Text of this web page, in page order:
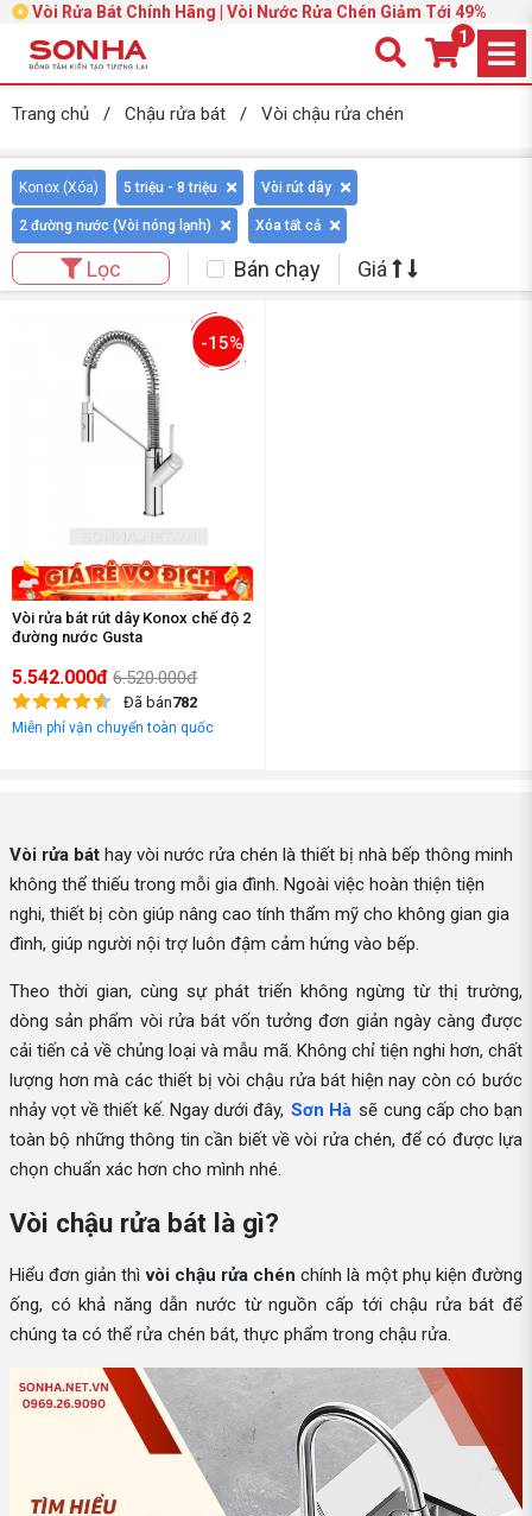
Vòi Rửa Bát Chính Hãng | Vòi Nước Rửa Chén Giảm Tới 49%
1
Trang chủ / Chậu rửa bát / Vòi chậu rửa chén
Konox (Xóa) 5 triệu - 8 triệu Vòi rút dây
2 đường nước (Vòi nóng lạnh) Xóa tất cả
Lọc Bán chạy Giá
-15%
Vòi rửa bát rút dây Konox chế độ 2
đường nước Gusta
5.542.000đ 6.520.000đ
Đã bán782
Miễn phí vận chuyển toàn quốc
Vòi rửa bát hay vòi nước rửa chén là thiết bị nhà bếp thông minh
không thể thiếu trong mỗi gia đình. Ngoài việc hoàn thiện tiện
nghi, thiết bị còn giúp nâng cao tính thẩm mỹ cho không gian gia
đình, giúp người nội trợ luôn đậm cảm hứng vào bếp.
Theo thời gian, cùng sự phát triển không ngừng từ thị trường,
dòng sản phẩm vòi rửa bát vốn tưởng đơn giản ngày càng được
cải tiến cả về chủng loại và mẫu mã. Không chỉ tiện nghi hơn, chất
lượng hơn mà các thiết bị vòi chậu rửa bát hiện nay còn có bước
nhảy vọt về thiết kế. Ngay dưới đây, Sơn Hà sẽ cung cấp cho bạn
toàn bộ những thông tin cần biết về vòi rửa chén, để có được lựa
chọn chuẩn xác hơn cho mình nhé.
Vòi chậu rửa bát là gì?
Hiểu đơn giản thìvòi chậu rửa chén chính là một phụ kiện đường
ống, có khả năng dẫn nước từ nguồn cấp tới chậu rửa bát để
chúng ta có thể rửa chén bát, thực phẩm trong chậu rửa.